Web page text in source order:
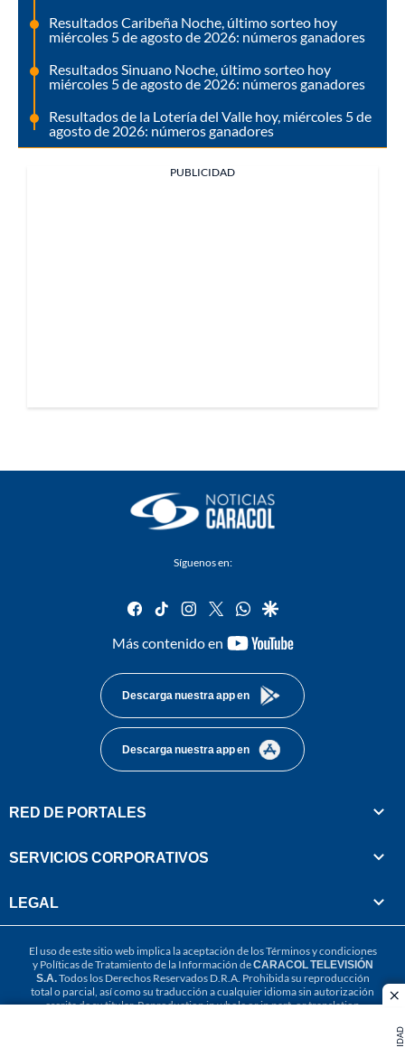
Resultados Caribeña Noche, último sorteo hoy
miércoles 5 de agosto de 2026: números ganadores
Resultados Sinuano Noche, último sorteo hoy
miércoles 5 de agosto de 2026: números ganadores
Resultados de la Lotería del Valle hoy, miércoles 5 de
agosto de 2026: números ganadores
PUBLICIDAD
Síguenos en:
facebook
tiktok instagram
twitterwhatsapp
google
Más contenido en
youtube-
Descarga nuestra app en
Descarga nuestra app en
RED DE PORTALES
SERVICIOS CORPORATIVOS
LEGAL
El uso de este sitio web implica la aceptación de losTérminos y condiciones
y Políticas de Tratamiento de la Información deCARACOL TELEVISIÓN
S.A.Todos los Derechos Reservados D.R.A. Prohibida su reproducción
total o parcial, así como su traducción a cualquier idioma sin autorización
escrita de su titular. Reproduction in whole or in part, or translation